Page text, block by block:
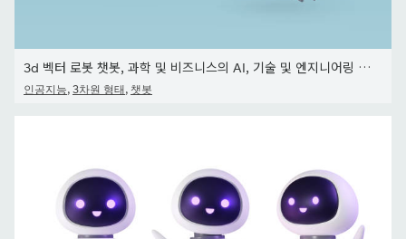
3d 벡터 로봇 챗봇, 과학 및 비즈니스의 AI, 기술 및 엔지니어링 개념.
인공지능, 3차원 형태, 챗봇